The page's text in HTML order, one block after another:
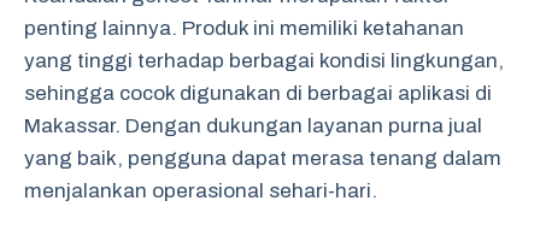
penting lainnya. Produk ini memiliki ketahanan
yang tinggi terhadap berbagai kondisi lingkungan,
sehingga cocok digunakan di berbagai aplikasi di
Makassar. Dengan dukungan layanan purna jual
yang baik, pengguna dapat merasa tenang dalam
menjalankan operasional sehari-hari.